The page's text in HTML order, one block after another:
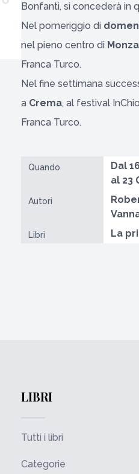
Bonfanti, si concederà in
Nel pomeriggio di
nel pieno centro di Monza
Franca Turco.
Nel fine settimana
a Crema, al festival
Franca Turco.
Quando
Dal
al 23
Autori
Libri La
LIBRI
Tutti i libri
Categorie